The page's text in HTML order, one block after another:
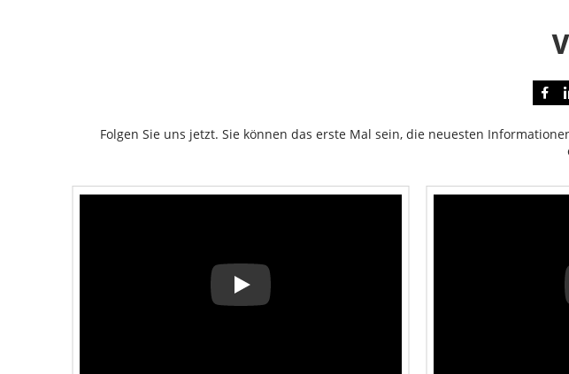
Folgen Sie uns jetzt. Sie können das erste Mal sein, die neuesten
Play